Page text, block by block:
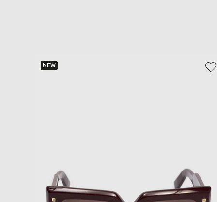
NEW